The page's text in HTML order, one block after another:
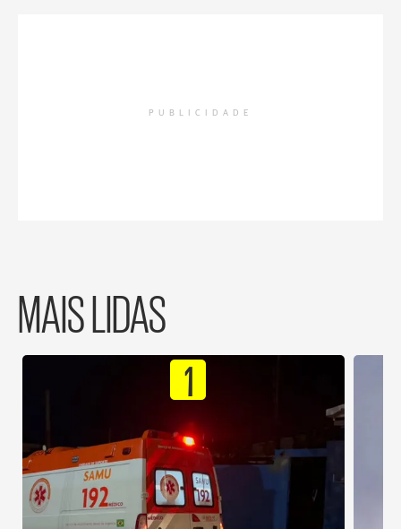
PUBLICIDADE
MAIS LIDAS
1